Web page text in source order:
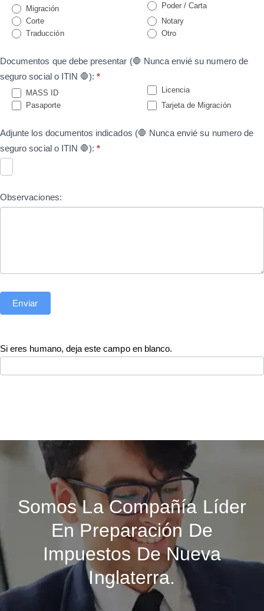
Migración
Poder / Carta
Corte
Notary
Traducción
Otro
Documentos que debe presentar (🛑 Nunca envié su numero de
seguro social o ITIN 🛑):*
MASS ID
Licencia
Pasaporte
Tarjeta de Migración
Adjunte los documentos indicados (🛑 Nunca envié su numero de
seguro social o ITIN 🛑):*
Observaciones:
Enviar
Si eres humano, deja este campo en blanco.
Somos La Compañía Líder
En Preparación De
Impuestos De Nueva
Inglaterra.